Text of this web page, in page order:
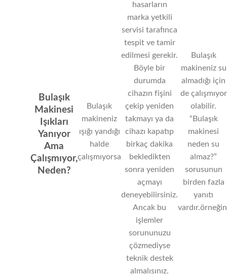
Bulaşık
Makinesi
Işıkları
Yanıyor
Ama
Çalışmıyor,
Neden?
Bulaşık
makineniz
ışığı yandığı
halde
çalışmıyorsa
hasarların
marka yetkili
servisi tarafınca
tespit ve tamir
edilmesi gerekir.
Böyle bir
durumda
cihazın fişini
çekip yeniden
takmayı ya da
cihazı kapatıp
birkaç dakika
bekledikten
sonra yeniden
açmayı
deneyebilirsiniz.
Ancak bu
işlemler
sorununuzu
çözmediyse
teknik destek
almalısınız.
Bulaşık
makineniz su
almadığı için
de çalışmıyor
olabilir.
“Bulaşık
makinesi
neden su
almaz?”
sorusunun
birden fazla
yanıtı